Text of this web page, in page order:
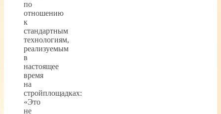
по
отношению
к
стандартным
технологиям,
реализуемым
в
настоящее
время
на
стройплощадках:
«Это
не